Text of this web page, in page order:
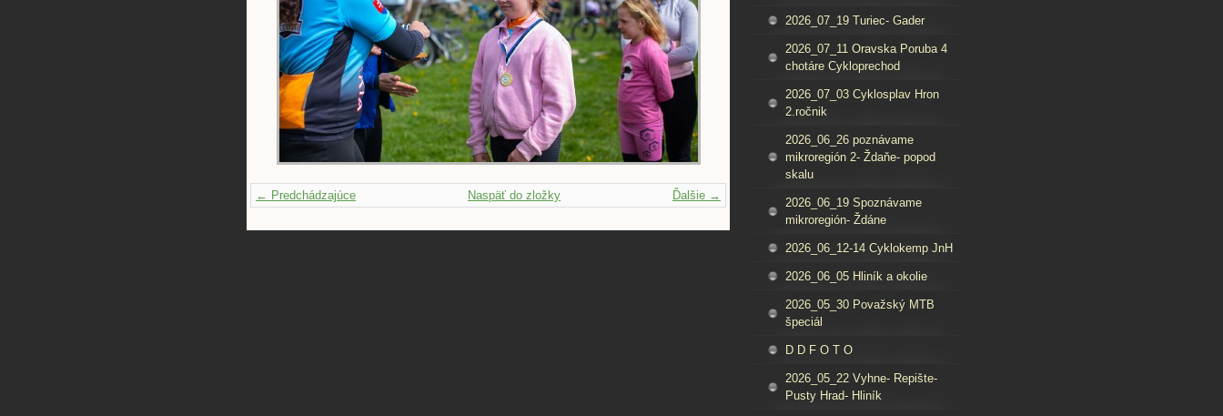
← Predchádzajúce Ďalšie →
Naspäť do zložky
2026_07_19 Turiec- Gader
2026_07_11 Oravska Poruba 4
chotáre Cykloprechod
2026_07_03 Cyklosplav Hron
2.ročnik
2026_06_26 poznávame
mikroregión 2- Ždaňe- popod
skalu
2026_06_19 Spoznávame
mikroregión- Ždáne
2026_06_12-14 Cyklokemp JnH
2026_06_05 Hliník a okolie
2026_05_30 Považský MTB
špeciál
D D F O T O
2026_05_22 Vyhne- Repište-
Pusty Hrad- Hliník